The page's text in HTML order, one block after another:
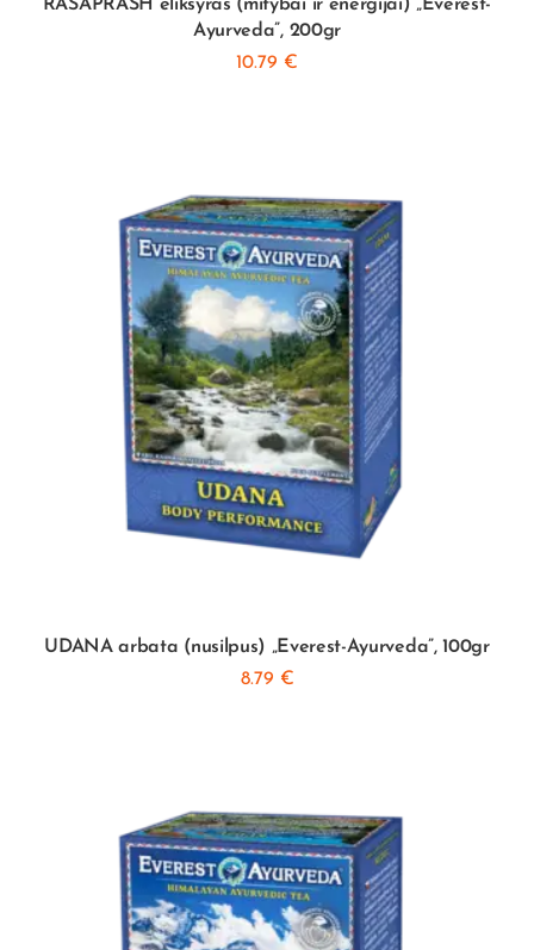
RASAPRASH eliksyras (mitybai ir energijai) „Everest-
Ayurveda”, 200gr
10.79 €
UDANA arbata (nusilpus) „Everest-Ayurveda”, 100gr
8.79 €